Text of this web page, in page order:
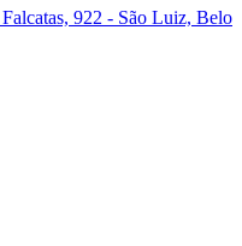
922 - São Luiz, Belo